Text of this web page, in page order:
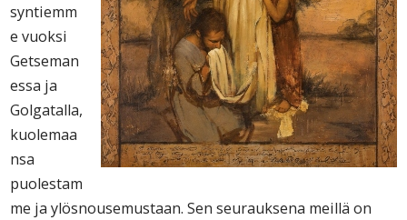
syntiemm
e vuoksi
Getseman
essa ja
Golgatalla,
kuolemaa
nsa
puolestam
me ja ylösnousemustaan. Sen seurauksena meillä on